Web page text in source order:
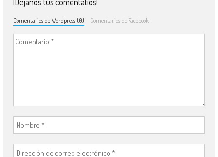
Comentarios de Wordpress (0) Comentarios de Facebook